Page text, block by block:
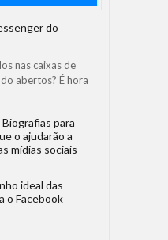
do
nas caixas de
abertos? É hora
para
o ajudarão a
mídias sociais
ideal das
o Facebook